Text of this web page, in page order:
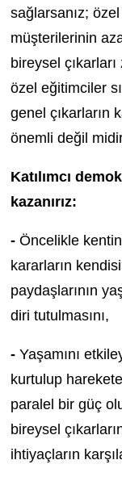
sağlarsanız;
müşterilerinin
bireysel
özel eğitimciler
genel çıkarların
önemli değil
Katılımcı
kazanırız:
-Öncelikle kentin
kararların
paydaşlarının
diri tutulmasını,
-Yaşamını
kurtulup
paralel bir güç
bireysel
ihtiyaçların